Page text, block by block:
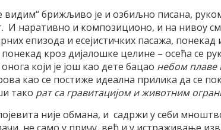
брижљиво је и озбиљно писана, руком
И наративно и композиционо, и на нивоу
епизода и есејистичких пасажа, понекад
кроз дијалошке целине – осећа се
који је још као дете бацао небом плаве
као се постиже идеална прилика да се
тако рат са гравитацијом и животним
није обмана, и садржи у себи